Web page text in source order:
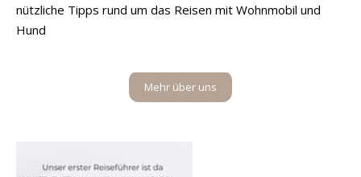
nützliche Tipps rund um das Reisen mit Wohnmobil und
Hund
Mehr über uns